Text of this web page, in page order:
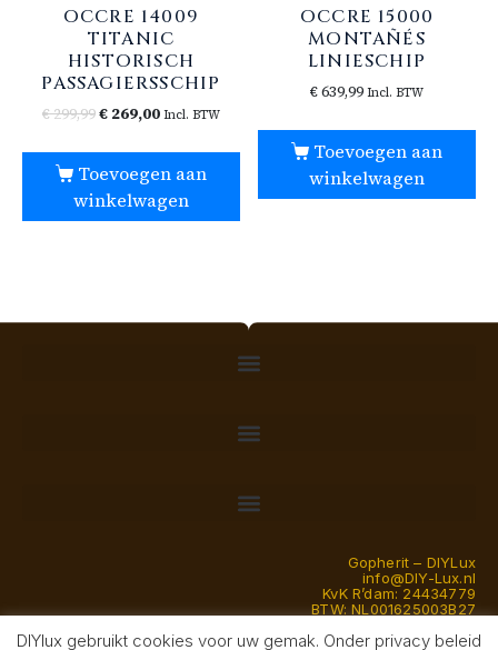
OCCRE 14009
TITANIC
HISTORISCH
PASSAGIERSSCHIP
€299,99€269,00 Incl. BTW
Toevoegen aan
winkelwagen
OCCRE 15000
MONTAÑÉS
LINIESCHIP
€639,99 Incl. BTW
Toevoegen aan
winkelwagen
Gopherit – DIYLux
info@DIY-Lux.nl
KvK R’dam: 24434779
BTW: NL001625003B27
DIYlux gebruikt cookies voor uw gemak. Onder privacy beleid